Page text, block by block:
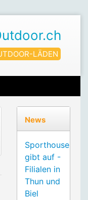
LÄDEN
News
Sporthouse
gibt auf -
Filialen in
Thun und
Biel